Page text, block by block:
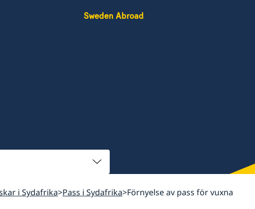
Sweden Abroad
i Sydafrika Pass i Sydafrika Förnyelse av pass för vuxna